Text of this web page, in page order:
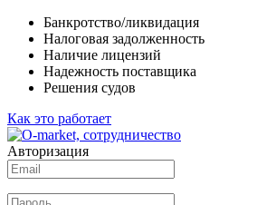
Банкротство/ликвидация
Налоговая задолженность
Наличие лицензий
Надежность поставщика
Решения судов
Как это работает
Авторизация